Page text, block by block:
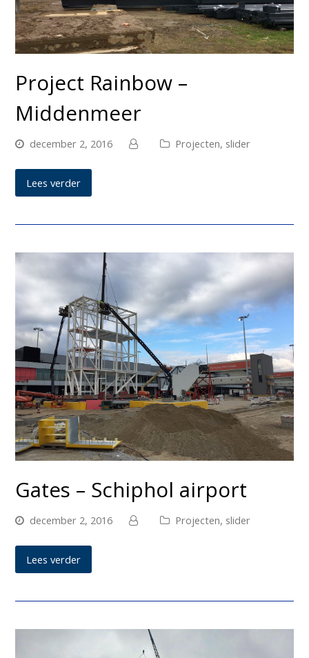
Project Rainbow –
Middenmeer
december 2, 2016 Projecten, slider
Lees verder
Gates – Schiphol airport
december 2, 2016 Projecten, slider
Lees verder